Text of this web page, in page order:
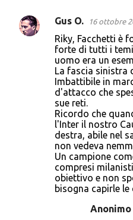
Gus O. 16 ottobre
Riky, Facchetti è
forte di tutti i
uomo era un
La fascia sinistra
Imbattibile in
d'attacco che
sue reti.
Ricordo che
l'Inter il nostro
destra, abile nel
non vedeva
Un campione
compresi
obiettivo e non
bisogna capirle le
Anonimo